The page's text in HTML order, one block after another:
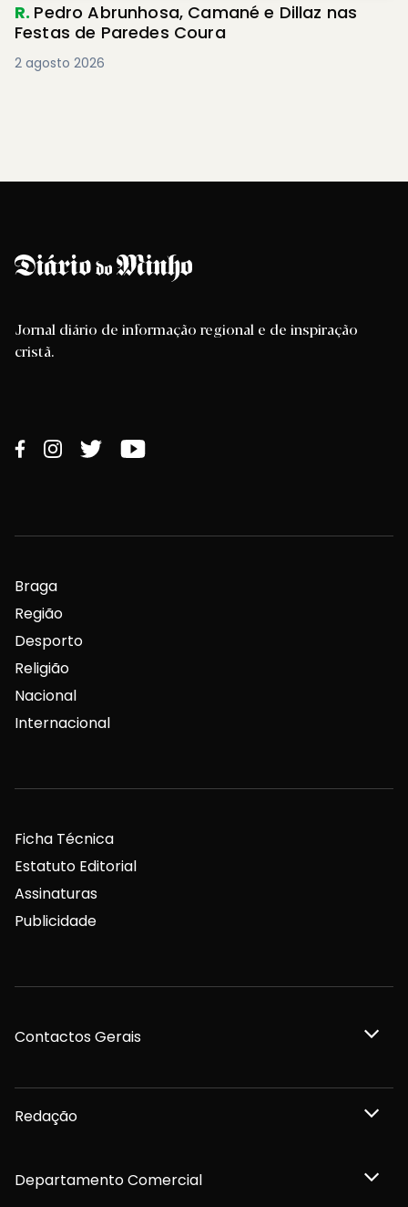
R. Pedro Abrunhosa, Camané e Dillaz nas
Festas de Paredes Coura
2 agosto 2026
Jornal diário de informação regional e de inspiração
cristã.
Braga
Região
Desporto
Religião
Nacional
Internacional
Ficha Técnica
Estatuto Editorial
Assinaturas
Publicidade
Contactos Gerais
Redação
Departamento Comercial